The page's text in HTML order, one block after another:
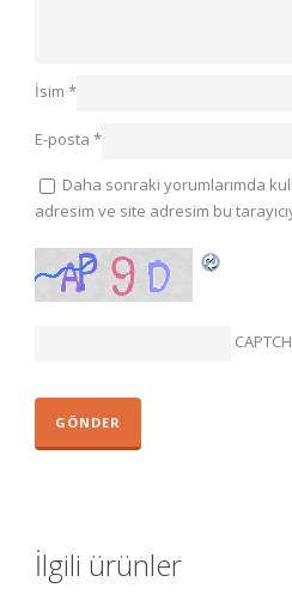
İsim *
E-posta *
Daha sonraki yorumlarımda
adresim ve site adresim bu
İlgili ürünler